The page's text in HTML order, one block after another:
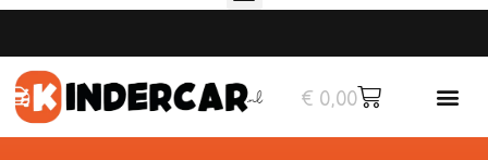
€ 0,00